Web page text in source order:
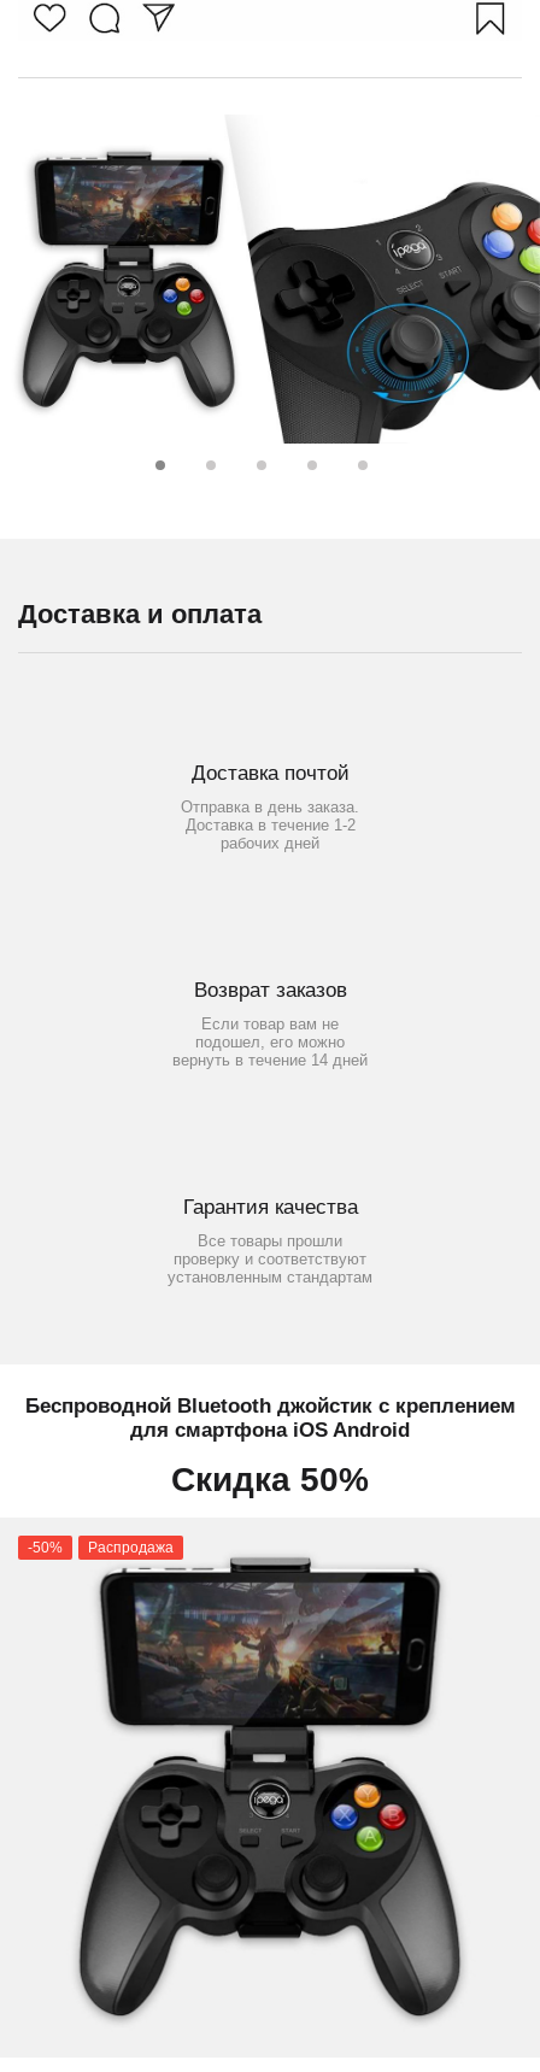
Доставка и оплата
Доставка почтой
Отправка в день заказа.
Доставка в течение 1-2
рабочих дней
Возврат заказов
Если товар вам не
подошел, его можно
вернуть в течение 14 дней
Гарантия качества
Все товары прошли
проверку и соответствуют
установленным стандартам
Беспроводной Bluetooth джойстик с креплением
для смартфона iOS Android
Скидка 50%
-50% Распродажа